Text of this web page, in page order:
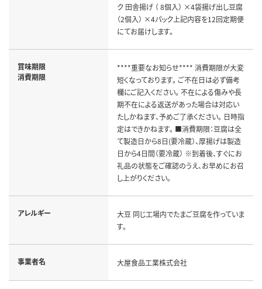
ク 田舎揚げ （ 8個入） ×4袋揚げ出し豆腐
（2個入） ×4パック上記内容を12回定期便
にてお届けします。
賞味期限
消費期限
****重要なお知らせ**** 消費期限が大変
短くなっております。 ご不在日は必ず備考
欄にご記入ください。 不在による傷みや長
期不在による返送があった場合は対応い
たしかねます、予めご了承ください。 日時指
定はできかねます。 ■消費期限：豆腐は全
て製造日から8日(要冷蔵）、厚揚げは製造
日から4日間（要冷蔵） ※到着後、すぐにお
礼品の状態をご確認のうえ、お早めにお召
し上がりください。
アレルギー
大豆 同じ工場内でたまご豆腐を作っていま
す。
事業者名 大屋食品工業株式会社